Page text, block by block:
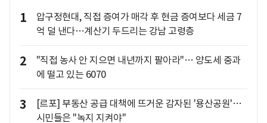
1
압구정현대, 직접 증여가 매각 후 현금 증여보다 세금 7
억 덜 낸다…계산기 두드리는 강남 고령층
2
"직접 농사 안 지으면 내년까지 팔아라"… 양도세 중과
에 떨고 있는 6070
3
[르포] 부동산 공급 대책에 뜨거운 감자된 '용산공원'…
시민들은 "녹지 지켜야"